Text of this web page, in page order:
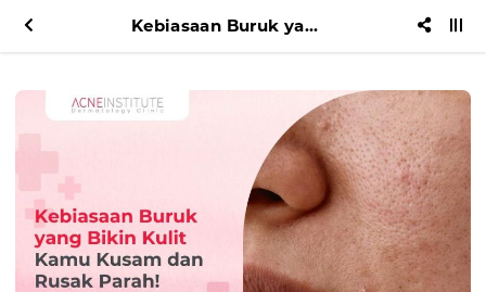
Kebiasaan Buruk yang Bikin Kulit Kamu Kusam dan Rusak Parah!